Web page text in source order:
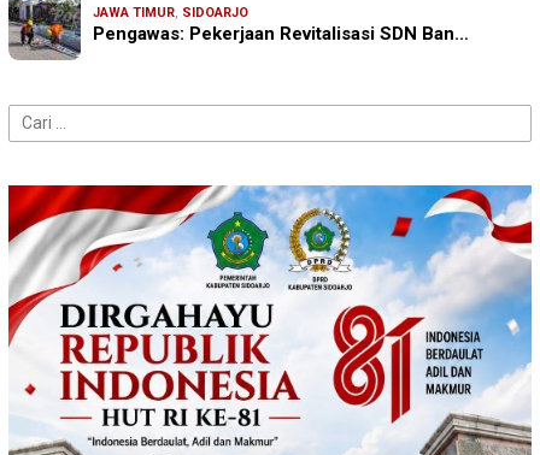
JAWA TIMUR, SIDOARJO
Pengawas: Pekerjaan Revitalisasi SDN Ban…
Cari
untuk: